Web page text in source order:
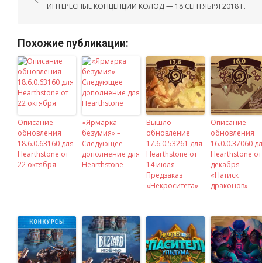
ИНТЕРЕСНЫЕ КОНЦЕПЦИИ КОЛОД — 18 СЕНТЯБРЯ 2018 Г.
Похожие публикации:
Описание
обновления
18.6.0.63160 для
Hearthstone от
22 октября
«Ярмарка
безумия» –
Следующее
дополнение для
Hearthstone
Вышло
обновление
17.6.0.53261 для
Hearthstone от
14 июля —
Предзаказ
«Некроситета»
Описание
обновления
16.0.0.37060
Hearthstone
декабря —
«Натиск
драконов»